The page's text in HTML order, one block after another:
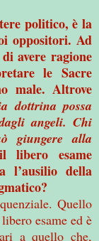
politico, è la
oppositori. Ad
avere ragione
le Sacre
male. Altrove
dottrina possa
angeli. Chi
giungere alla
libero esame
l’ausilio della
Quello
esame ed è
a quello che,